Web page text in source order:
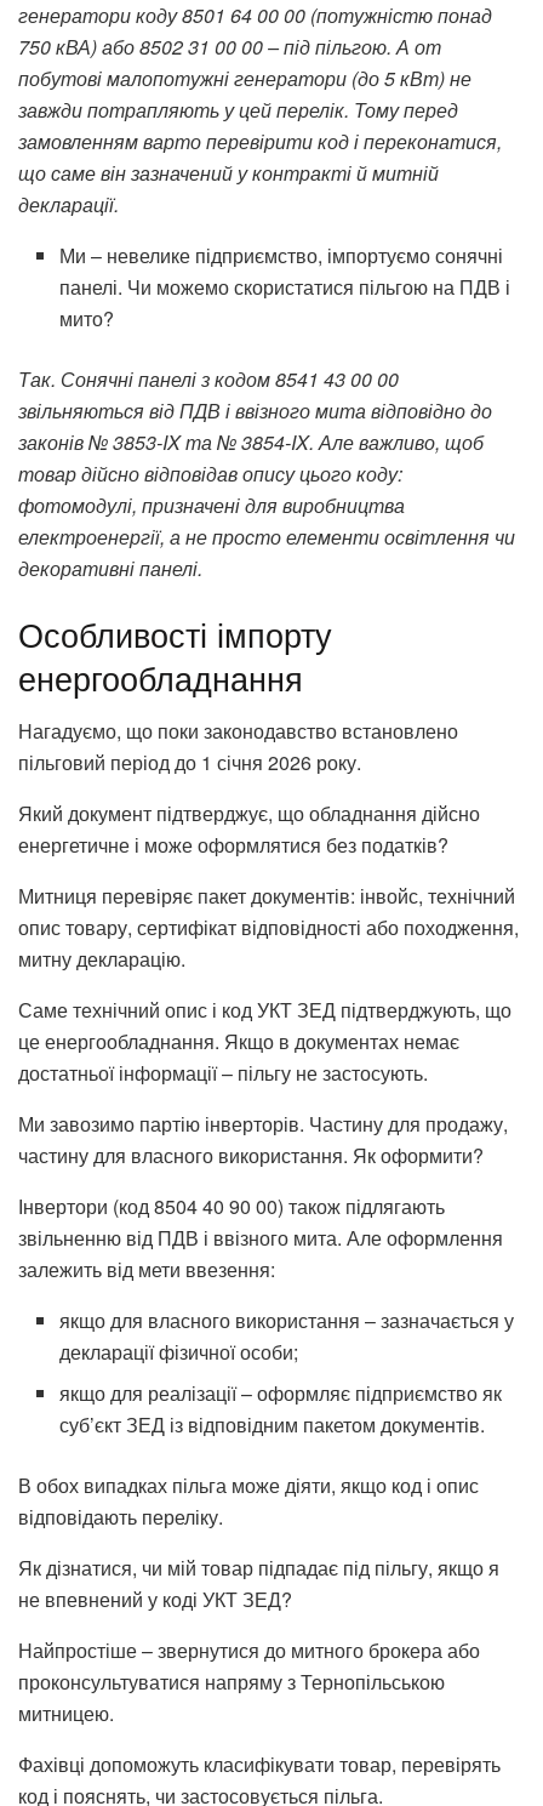
генератори коду 8501 64 00 00 (потужністю понад
750 кВА) або 8502 31 00 00 – під пільгою. А от
побутові малопотужні генератори (до 5 кВт) не
завжди потрапляють у цей перелік. Тому перед
замовленням варто перевірити код і переконатися,
що саме він зазначений у контракті й митній
декларації.
Ми – невелике підприємство, імпортуємо сонячні
панелі. Чи можемо скористатися пільгою на ПДВ і
мито?
Так. Сонячні панелі з кодом 8541 43 00 00
звільняються від ПДВ і ввізного мита відповідно до
законів № 3853-IX та № 3854-IX.Але важливо, щоб
товар дійсно відповідав опису цього коду:
фотомодулі, призначені для виробництва
електроенергії, а не просто елементи освітлення чи
декоративні панелі.
Особливості імпорту
енергообладнання
Нагадуємо, що поки законодавство встановлено
пільговий період до 1 січня 2026 року.
Який документ підтверджує, що обладнання дійсно
енергетичне і може оформлятися без податків?
Митниця перевіряє пакет документів: інвойс, технічний
опис товару, сертифікат відповідності або походження,
митну декларацію.
Саме технічний опис і код УКТ ЗЕД підтверджують, що
це енергообладнання. Якщо в документах немає
достатньої інформації – пільгу не застосують.
Ми завозимо партію інверторів. Частину для продажу,
частину для власного використання. Як оформити?
Інвертори (код 8504 40 90 00) також підлягають
звільненню від ПДВ і ввізного мита. Але оформлення
залежить від мети ввезення:
якщо для власного використання – зазначається у
декларації фізичної особи;
якщо для реалізації – оформляє підприємство як
суб’єкт ЗЕД із відповідним пакетом документів.
В обох випадках пільга може діяти, якщо код і опис
відповідають переліку.
Як дізнатися, чи мій товар підпадає під пільгу, якщо я
не впевнений у коді УКТ ЗЕД?
Найпростіше – звернутися до митного брокера або
проконсультуватися напряму з Тернопільською
митницею.
Фахівці допоможуть класифікувати товар, перевірять
код і пояснять, чи застосовується пільга.